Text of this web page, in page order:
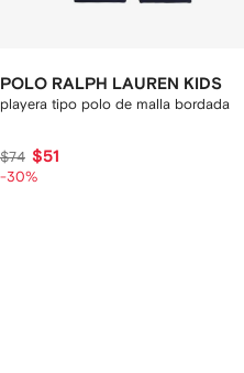
POLO RALPH LAUREN KIDS
playera tipo polo de malla bordada
$74 $51
-30%